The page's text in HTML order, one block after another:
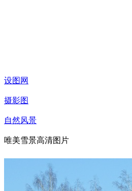
设图网
摄影图
自然风景
唯美雪景高清图片